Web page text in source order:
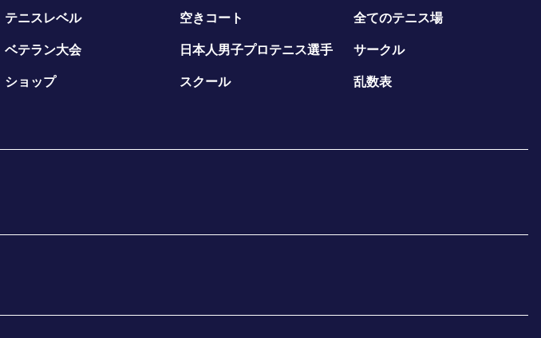
テニスレベル 空きコート 全てのテニス場
ベテラン大会 日本人男子プロテニス選手 サークル
ショップ スクール 乱数表